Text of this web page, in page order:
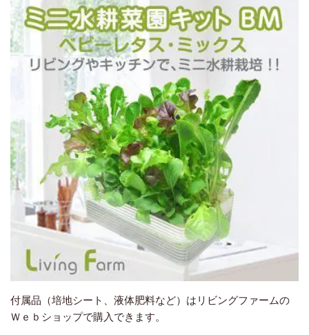
付属品（培地シート、液体肥料など）はリビングファームの
Ｗｅｂショップで購入できます。